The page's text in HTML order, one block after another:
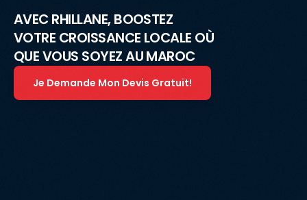
AVEC RHILLANE, BOOSTEZ
VOTRE CROISSANCE LOCALE OÙ
QUE VOUS SOYEZ AU MAROC
Je Demande Mon Devis Gratuit!